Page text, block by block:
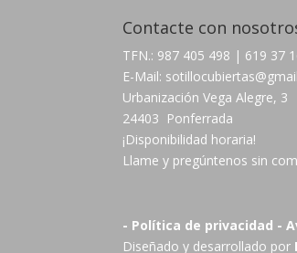
Contacte con
TFN.: 987 405 498 | 619 37
E-Mail:
Urbanización Vega Alegre, 3
24403 Ponferrada
¡Disponibilidad horaria!
Llame y pregúntenos sin
- Política de privacidad -
Diseñado y desarrollado por